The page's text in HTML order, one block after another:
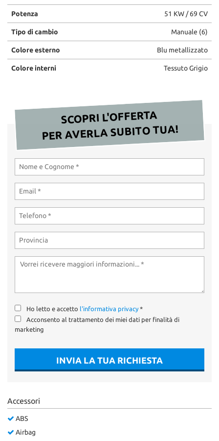
Potenza 51 KW / 69 CV
Tipo di cambio Manuale (6)
Colore esterno Blu metallizzato
Colore interni Tessuto Grigio
SCOPRI L'OFFERTA
PER AVERLA SUBITO TUA!
Ho letto e accetto l'informativa privacy*
Acconsento al trattamento dei miei dati per finalità di
marketing
INVIA LA TUA RICHIESTA
Accessori
ABS
Airbag